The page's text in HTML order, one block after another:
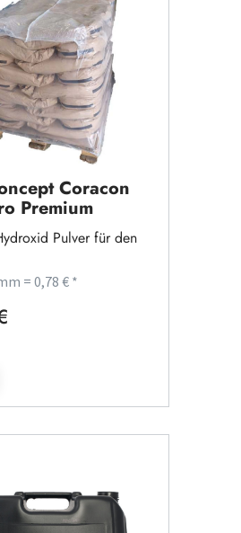
Coracon
Premium
Pulver für den
= 0,78 € *